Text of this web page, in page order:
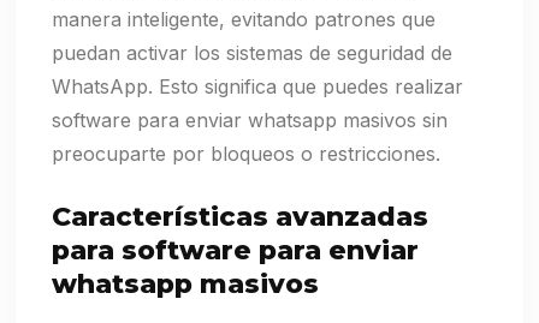
manera inteligente, evitando patrones que
puedan activar los sistemas de seguridad de
WhatsApp. Esto significa que puedes realizar
software para enviar whatsapp masivos sin
preocuparte por bloqueos o restricciones.
Características avanzadas
para software para enviar
whatsapp masivos